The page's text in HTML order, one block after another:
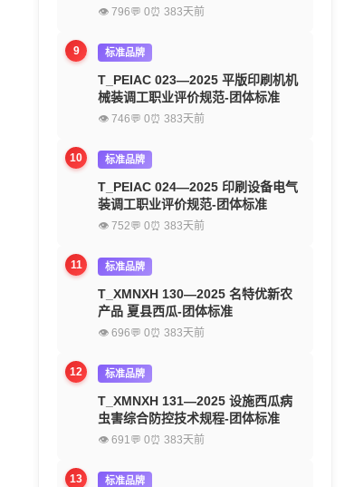
👁 796💬 0⏰ 383天前
9 标准品牌
T_PEIAC 023—2025 平版印刷机机
械装调工职业评价规范-团体标准
👁 746💬 0⏰ 383天前
10 标准品牌
T_PEIAC 024—2025 印刷设备电气
装调工职业评价规范-团体标准
👁 752💬 0⏰ 383天前
11 标准品牌
T_XMNXH 130—2025 名特优新农
产品 夏县西瓜-团体标准
👁 696💬 0⏰ 383天前
12 标准品牌
T_XMNXH 131—2025 设施西瓜病
虫害综合防控技术规程-团体标准
👁 691💬 0⏰ 383天前
13 标准品牌